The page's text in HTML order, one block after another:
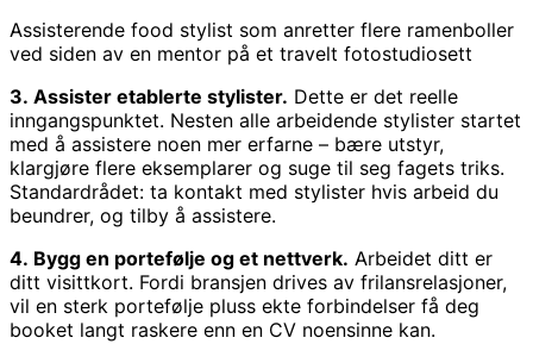
Assisterende food stylist som anretter flere ramenboller
ved siden av en mentor på et travelt fotostudiosett
3. Assister etablerte stylister. Dette er det reelle
inngangspunktet. Nesten alle arbeidende stylister startet
med å assistere noen mer erfarne – bære utstyr,
klargjøre flere eksemplarer og suge til seg fagets triks.
Standardrådet: ta kontakt med stylister hvis arbeid du
beundrer, og tilby å assistere.
4. Bygg en portefølje og et nettverk. Arbeidet ditt er
ditt visittkort. Fordi bransjen drives av frilansrelasjoner,
vil en sterk portefølje pluss ekte forbindelser få deg
booket langt raskere enn en CV noensinne kan.